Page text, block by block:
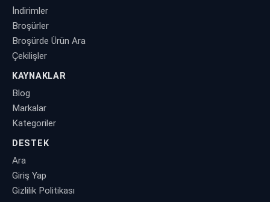
İndirimler
Broşürler
Broşürde Ürün Ara
Çekilişler
KAYNAKLAR
Blog
Markalar
Kategoriler
DESTEK
Ara
Giriş Yap
Gizlilik Politikası